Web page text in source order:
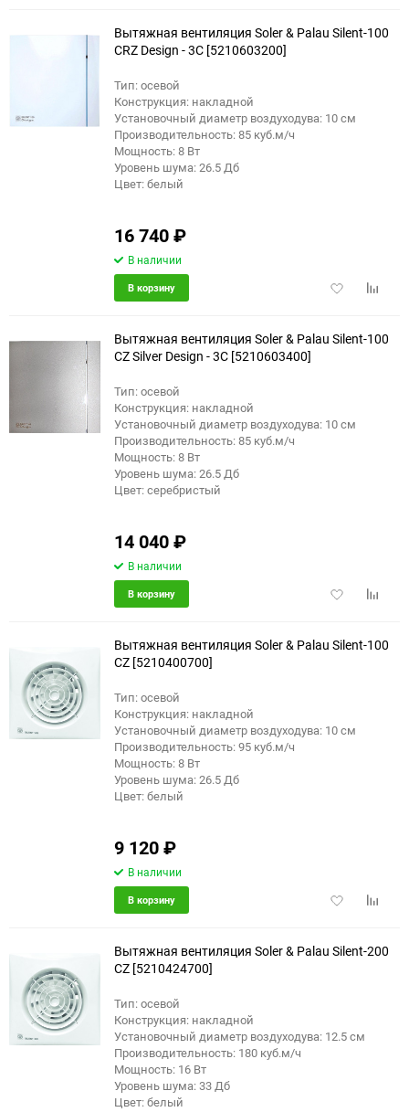
Вытяжная вентиляция Soler & Palau Silent-100
CRZ Design - 3C [5210603200]
Тип: осевой
Конструкция: накладной
Установочный диаметр воздуходува: 10 см
Производительность: 85 куб.м/ч
Мощность: 8 Вт
Уровень шума: 26.5 Дб
Цвет: белый
16 740₽
В наличии
Добавить
В корзину
Вытяжная вентиляция Soler & Palau Silent-100
CZ Silver Design - 3C [5210603400]
Тип: осевой
Конструкция: накладной
Установочный диаметр воздуходува: 10 см
Производительность: 85 куб.м/ч
Мощность: 8 Вт
Уровень шума: 26.5 Дб
Цвет: серебристый
14 040₽
В наличии
Добавить
В корзину
Вытяжная вентиляция Soler & Palau Silent-100
CZ [5210400700]
Тип: осевой
Конструкция: накладной
Установочный диаметр воздуходува: 10 см
Производительность: 95 куб.м/ч
Мощность: 8 Вт
Уровень шума: 26.5 Дб
Цвет: белый
9 120₽
В наличии
Добавить
В корзину
Вытяжная вентиляция Soler & Palau Silent-200
CZ [5210424700]
Тип: осевой
Конструкция: накладной
Установочный диаметр воздуходува: 12.5 см
Производительность: 180 куб.м/ч
Мощность: 16 Вт
Уровень шума: 33 Дб
Цвет: белый